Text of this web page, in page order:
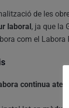
de les
laboral, ja que la
com el Labora
continua